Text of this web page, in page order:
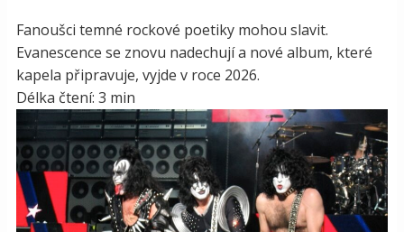
Fanoušci temné rockové poetiky mohou slavit.
Evanescence se znovu nadechují a nové album, které
kapela připravuje, vyjde v roce 2026.
Délka čtení: 3 min